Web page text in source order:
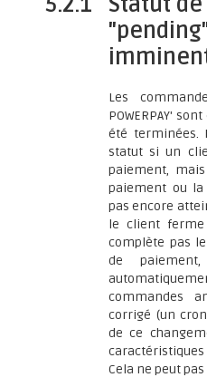
Les
POWERPAY'
été terminées.
statut si un
paiement,
paiement ou
pas encore
le client
complète pas
de
commandes
corrigé (un
de ce
Cela ne peut